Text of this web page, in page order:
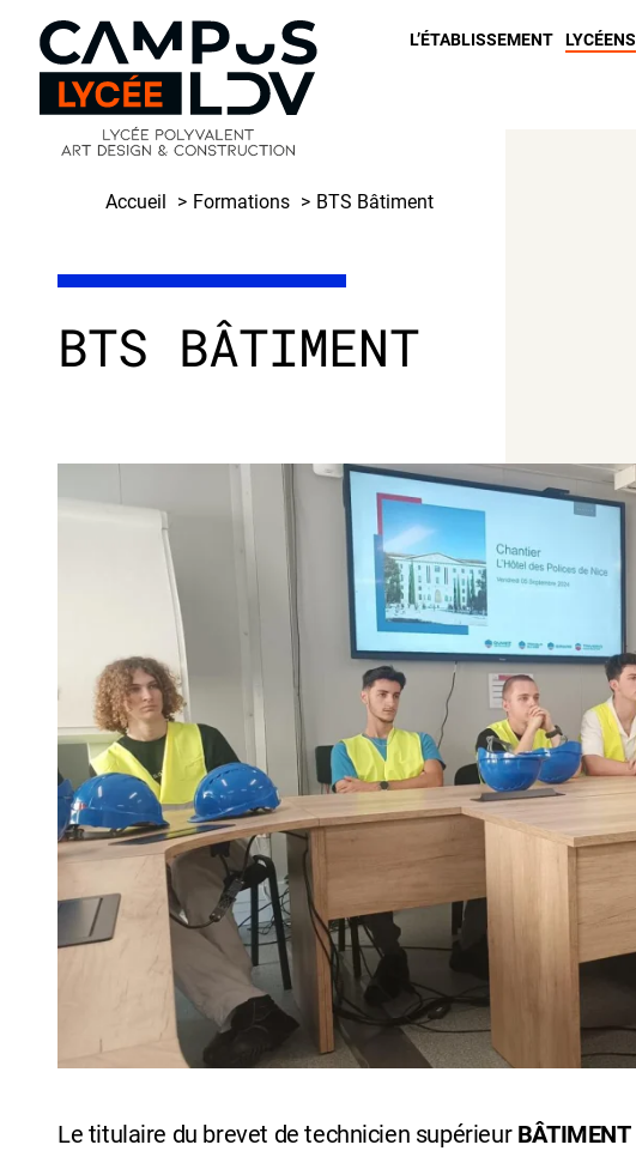
content
L’ÉTABLISSEMENT LYCÉENS
Accueil Formations BTS Bâtiment
BTS BÂTIMENT
Le titulaire du brevet de technicien supérieur BÂTIMENT